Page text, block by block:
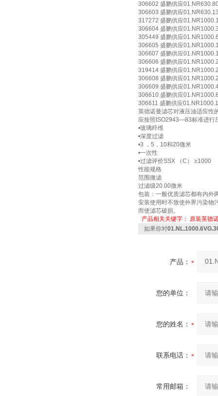
306602 盛鹏供应
306603 盛鹏供应
317272 盛鹏供应
306604 盛鹏供应
305449 盛鹏供应
306605 盛鹏供应
306607 盛鹏供应
306606 盛鹏供应
319414 盛鹏供应
306608 盛鹏供应
306609 盛鹏供应
306610 盛鹏供应
306611 盛鹏供应
英德诺曼滤芯对液压油适应性
应按照ISO2943—83标准进行
•玻璃纤维
•深度过滤
•3 ，5，10和20微米
•一次性
•过滤评价SSX （C） ≥1000
性能规格
范围微滤
过滤级20.00微米
包装：一般优质滤芯都有内外
安装使用时不致使外界污染物
而使滤芯破损。
产品相关关键字： 原装英德
如果你对
产品：
您的单位：
您的姓名：
联系电话：
常用邮箱：